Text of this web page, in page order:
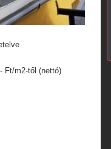
Ft/m2-től (nettó)